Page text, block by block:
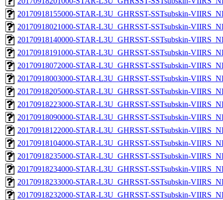
20170918155000-STAR-L3U_GHRSST-SSTsubskin-
20170918021000-STAR-L3U_GHRSST-SSTsubskin-
20170918140000-STAR-L3U_GHRSST-SSTsubskin-
20170918191000-STAR-L3U_GHRSST-SSTsubskin-
20170918072000-STAR-L3U_GHRSST-SSTsubskin-
20170918003000-STAR-L3U_GHRSST-SSTsubskin-
20170918205000-STAR-L3U_GHRSST-SSTsubskin-
20170918223000-STAR-L3U_GHRSST-SSTsubskin-
20170918090000-STAR-L3U_GHRSST-SSTsubskin-
20170918122000-STAR-L3U_GHRSST-SSTsubskin-
20170918104000-STAR-L3U_GHRSST-SSTsubskin-
20170918235000-STAR-L3U_GHRSST-SSTsubskin-
20170918234000-STAR-L3U_GHRSST-SSTsubskin-
20170918233000-STAR-L3U_GHRSST-SSTsubskin-
20170918232000-STAR-L3U_GHRSST-SSTsubskin-